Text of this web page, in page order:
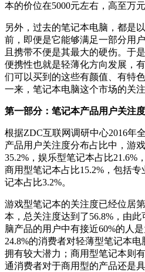
本的价位在5000元左右，高至万
另外，过去的笔记本电脑，都是
前，即便是它能够满足一部分用
且携带不便是其最大的硬伤。于
便携性也就是轻薄化方向发展，
们可以买到的这些有颜值、有特
一来，笔记本电脑这个市场的关
第一部分：笔记本产品用户关注
根据ZDC互联网调研中心2016年
产品用户关注度分布占比中，游
35.2%，娱乐型笔记本占比21.6%
商用型笔记本占比15.2%，包括
记本占比3.2%。
游戏型笔记本的关注度已经位居
本，总关注度达到了56.8%，由
脑产品的用户中有接近60%的人
24.8%的消费者对轻薄型笔记本
拥有较大潜力；商用型笔记本则
通消费者对于商用型的产品还是